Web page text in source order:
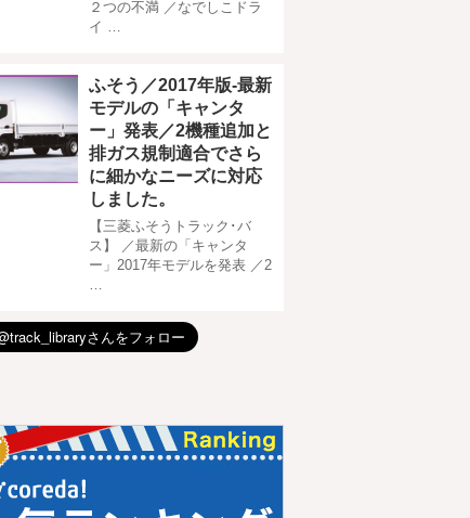
２つの不満 ／なでしこドラ
イ …
ふそう／2017年版-最新
モデルの「キャンタ
ー」発表／2機種追加と
排ガス規制適合でさら
に細かなニーズに対応
しました。
【三菱ふそうトラック･バ
ス】 ／最新の「キャンタ
ー」2017年モデルを発表 ／2
…